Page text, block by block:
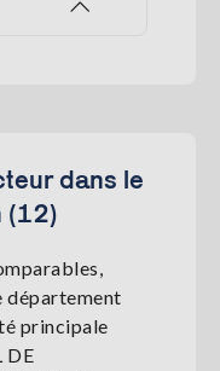
dans le
(12)
département
principale
DE